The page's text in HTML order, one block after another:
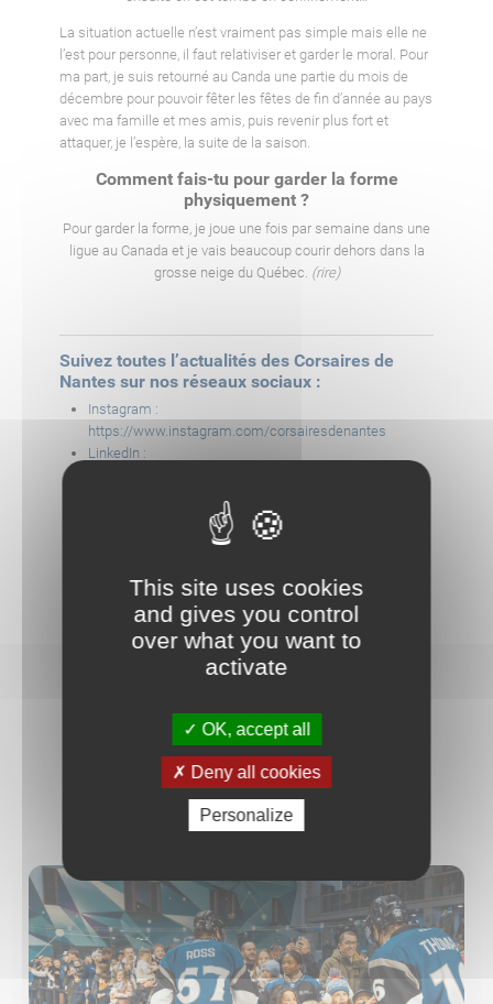
La situation actuelle n’est vraiment pas simple mais elle ne
l’est pour personne, il faut relativiser et garder le moral. Pour
ma part, je suis retourné au Canda une partie du mois de
décembre pour pouvoir fêter les fêtes de fin d’année au pays
avec ma famille et mes amis, puis revenir plus fort et
attaquer, je l’espère, la suite de la saison.
Comment fais-tu pour garder la forme
physiquement ?
Pour garder la forme, je joue une fois par semaine dans une
ligue au Canada et je vais beaucoup courir dehors dans la
grosse neige du Québec. (rire)
Suivez toutes l’actualités des Corsaires de
Nantes sur nos réseaux sociaux :
Instagram :
https://www.instagram.com/corsairesdenantes
LinkedIn :
https://www.facebook.com/CorsairesNantes
AUTRES ACTUALITÉS
This site uses cookies
and gives you control
over what you want to
activate
OK, accept all
Deny all cookies
Personalize